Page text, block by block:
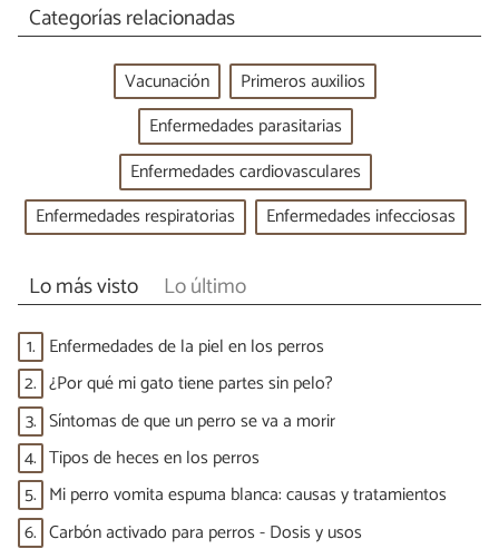
Categorías relacionadas
Vacunación
Primeros auxilios
Enfermedades parasitarias
Enfermedades cardiovasculares
Enfermedades respiratorias
Enfermedades infecciosas
Lo más visto Lo último
1. Enfermedades de la piel en los perros
2. ¿Por qué mi gato tiene partes sin pelo?
3. Síntomas de que un perro se va a morir
4. Tipos de heces en los perros
5. Mi perro vomita espuma blanca: causas y tratamientos
6. Carbón activado para perros - Dosis y usos